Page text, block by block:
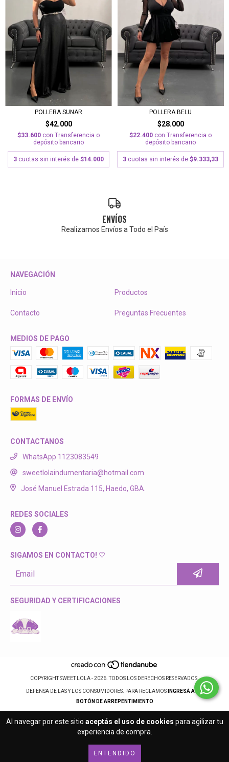
Al navegar por este sitio aceptás el uso de cookies para agilizar tu
experiencia de compra.
ENTENDIDO
POLLERA SUNAR
$42.000
$33.600 con Transferencia o
depósito bancario
3 cuotas sin interés de $14.000
POLLERA BELU
$28.000
$22.400 con Transferencia o
depósito bancario
3 cuotas sin interés de $9.333,33
ENVÍOS
Realizamos Envíos a Todo el País
NAVEGACIÓN
Inicio Productos
Contacto Preguntas Frecuentes
MEDIOS DE PAGO
FORMAS DE ENVÍO
CONTACTANOS
WhatsApp 1123083549
sweetlolaindumentaria@hotmail.com
José Manuel Estrada 115, Haedo, GBA.
REDES SOCIALES
SIGAMOS EN CONTACTO! ♡
SEGURIDAD Y CERTIFICACIONES
COPYRIGHT SWEET LOLA - 2026. TODOS LOS DERECHOS RESERVADOS.
DEFENSA DE LAS Y LOS CONSUMIDORES. PARA RECLAMOS
INGRESÁ ACÁ.
BOTÓN DE ARREPENTIMIENTO